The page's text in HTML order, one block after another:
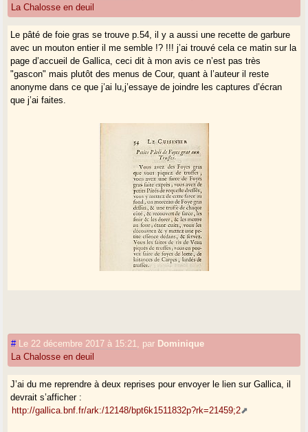
La Chalosse en deuil
Le pâté de foie gras se trouve p.54, il y a aussi une recette de garbure
avec un mouton entier il me semble !? !!! j’ai trouvé cela ce matin sur la
page d’accueil de Gallica, ceci dit à mon avis ce n’est pas très
"gascon" mais plutôt des menus de Cour, quant à l’auteur il reste
anonyme dans ce que j’ai lu,j’essaye de joindre les captures d’écran
que j’ai faites.
# Le 22 décembre 2017 à 15:21 par Dominique
La Chalosse en deuil
J’ai du me reprendre à deux reprises pour envoyer le lien sur Gallica, il
devrait s’afficher :
http://gallica.bnf.fr/ark:/12148/bpt6k1511832p?rk=21459;2